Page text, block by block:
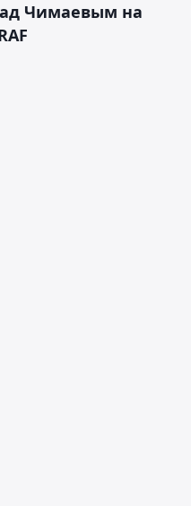
Чимаевым на